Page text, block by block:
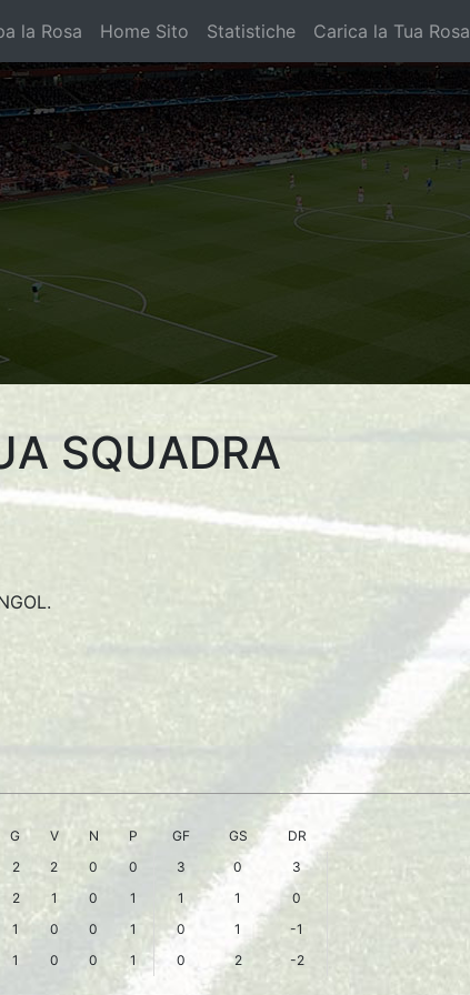
la Rosa Home Sito Statistiche Carica la Tua Rosa
SQUADRA
G V N P GF GS
DR
2 2 0 0 3 0
3
2 1 0 1 1 1
0
1 0 0 1 0 1
-1
1 0 0 1 0 2 -2